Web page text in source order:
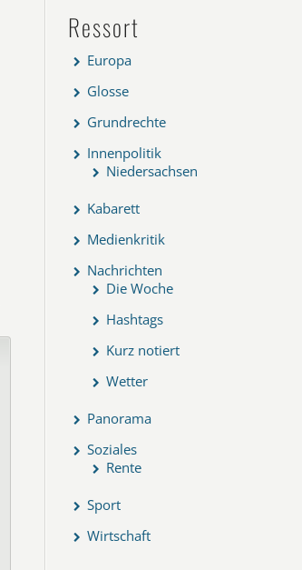
Ressort
Europa
Glosse
Grundrechte
Innenpolitik
Niedersachsen
Kabarett
Medienkritik
Nachrichten
Die Woche
Hashtags
Kurz notiert
Wetter
Panorama
Soziales
Rente
Sport
Wirtschaft